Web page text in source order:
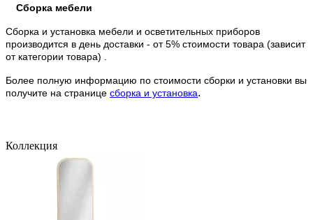
Сборка мебели
Сборка и установка мебели и осветительных приборов
производится в день доставки - от 5% стоимости товара (зависит
от категории товара) .
Более полную информацию по стоимости сборки и установки вы
получите на странице сборка и установка.
Коллекция